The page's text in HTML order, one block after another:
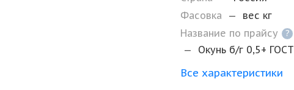
Фасовка
—
вес кг
Название по прайсу
?
— Окунь б/г 0,5+ ГОСТ
Все характеристики